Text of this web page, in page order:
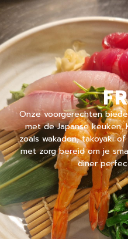
Onze voorgerechten
met de Japanse
zoals wakadori, takoyaki
met zorg bereid om je
diner